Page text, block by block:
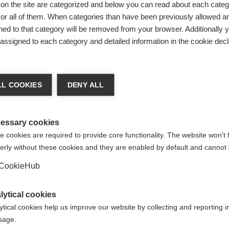
une
un
le plus
ou lors
Shin
que
wechseln
States (English)
Ja, ich möchte umgeleitet werden
the site are categorized and below you can read about each
all of them. When categories than have been previously allowed
to that category will be removed from your browser. Additionally
to each category and detailed information in the cookie
COOKIES DENY ALL
cookies
cookies are required to provide core functionality. The website won't
without these cookies and they are enabled by default and cannot
cookies
cookies help us improve our website by collecting and reporting